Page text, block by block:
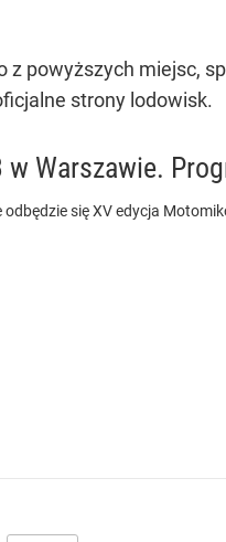
powyższych miejsc,
strony lodowisk.
Warszawie.
się XV edycja